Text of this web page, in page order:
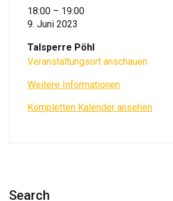
3.
Freitagsregatta/
18:00 – 19:00
9. Juni 2023
Talsperre Pöhl
Veranstaltungsort anschauen
Weitere Informationen
Kompletten Kalender ansehen
Search